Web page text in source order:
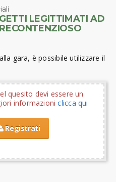
LEGITTIMATI AD
gara, è possibile utilizzare il
quesito devi essere un
informazioniclicca qui
Registrati